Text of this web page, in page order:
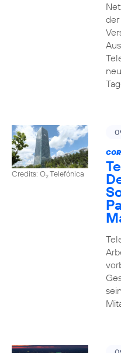
der
Credits: O2Telefónica